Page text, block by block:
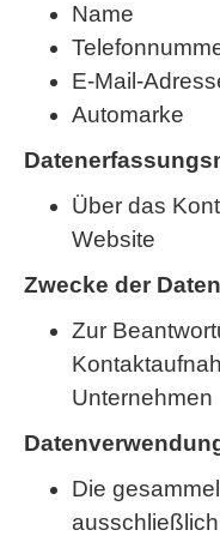
Name
E-Mail-
Automarke
Über das
Website
Zwecke der
Zur
Unternehmen
Die